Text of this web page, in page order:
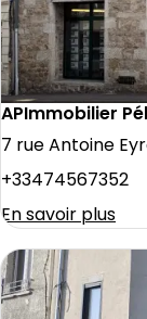
APImmobilier
7 rue Antoine
+33474567352
En savoir plus